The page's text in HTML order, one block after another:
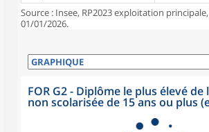
Source : Insee, RP2023 exploitation
01/01/2026.
FOR G2 - Diplôme le plus élevé
non scolarisée de 15 ans ou plus